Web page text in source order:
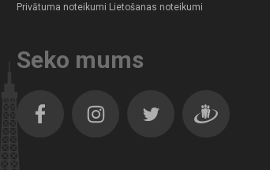
Privātuma noteikumi Lietošanas noteikumi
Seko mums